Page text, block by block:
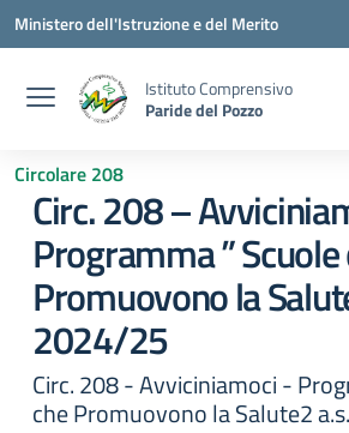
Vai ai contenuti
Vai al menu di navigazione
Vai al footer
Ministero dell'Istruzione e del Merito
Istituto Comprensivo
Paride del Pozzo
Circolare 208
Circ. 208 –
Programma ” Scuole
Promuovono la
2024/25
Circ. 208 - Avviciniamoci -
che Promuovono la Salute2